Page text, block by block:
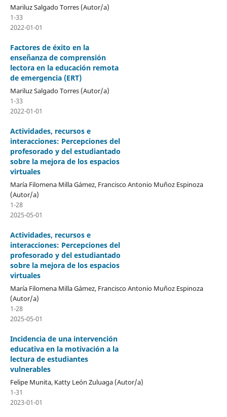
Mariluz Salgado Torres (Autor/a)
1-33
2022-01-01
Factores de éxito en la
enseñanza de comprensión
lectora en la educación remota
de emergencia (ERT)
Mariluz Salgado Torres (Autor/a)
1-33
2022-01-01
Actividades, recursos e
interacciones: Percepciones del
profesorado y del estudiantado
sobre la mejora de los espacios
virtuales
María Filomena Milla Gámez, Francisco Antonio Muñoz Espinoza
(Autor/a)
1-28
2025-05-01
Actividades, recursos e
interacciones: Percepciones del
profesorado y del estudiantado
sobre la mejora de los espacios
virtuales
María Filomena Milla Gámez, Francisco Antonio Muñoz Espinoza
(Autor/a)
1-28
2025-05-01
Incidencia de una intervención
educativa en la motivación a la
lectura de estudiantes
vulnerables
Felipe Munita, Katty León Zuluaga (Autor/a)
1-31
2023-01-01